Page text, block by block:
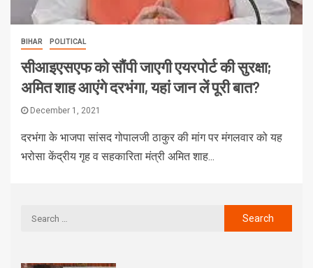
BIHAR POLITICAL
सीआइएसएफ को सौंपी जाएगी एयरपोर्ट की सुरक्षा;
अमित शाह आएंगे दरभंगा, यहां जान लें पूरी बात?
December 1, 2021
दरभंगा के भाजपा सांसद गोपालजी ठाकुर की मांग पर मंगलवार को यह
भरोसा केंद्रीय गृह व सहकारिता मंत्री अमित शाह...